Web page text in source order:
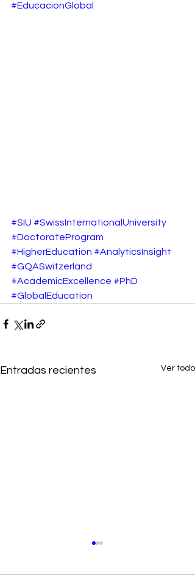
#EducacionGlobal
#SIU #SwissInternationalUniversity
#DoctorateProgram
#HigherEducation #AnalyticsInsight
#GQASwitzerland
#AcademicExcellence #PhD
#GlobalEducation
Entradas recientes Ver todo